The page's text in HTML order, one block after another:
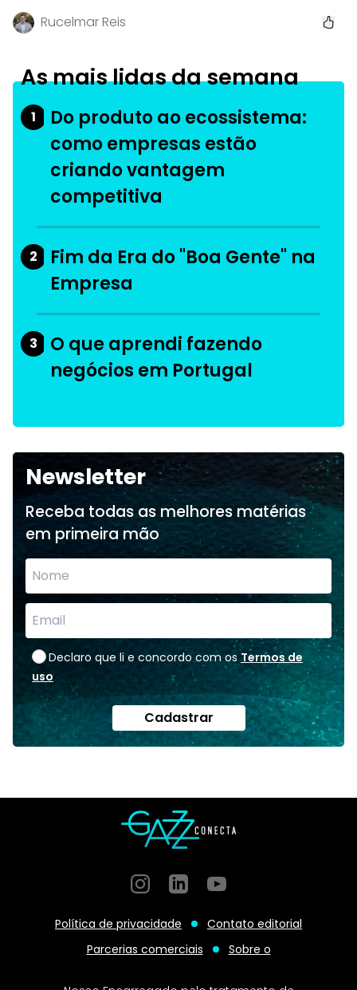
Rucelmar Reis
As mais lidas da semana
1
Do produto ao ecossistema:
como empresas estão
criando vantagem
competitiva
2
Fim da Era do "Boa Gente" na
Empresa
3
O que aprendi fazendo
negócios em Portugal
Newsletter
Receba todas as melhores matérias
em primeira mão
Declaro que li e concordo com os Termos de
uso
Cadastrar
InstagramGitHubGitHub
Política de privacidade
Contato editorial
Parcerias comerciais
Sobre o